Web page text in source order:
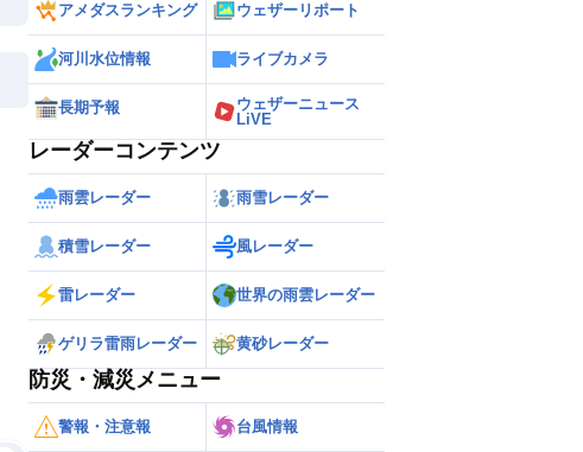
アメダスランキング ウェザーリポート
河川水位情報 ライブカメラ
長期予報
ウェザーニュース
LiVE
レーダーコンテンツ
雨雲レーダー 雨雪レーダー
積雪レーダー 風レーダー
雷レーダー 世界の雨雲レーダー
ゲリラ雷雨レーダー 黄砂レーダー
防災・減災メニュー
警報・注意報 台風情報